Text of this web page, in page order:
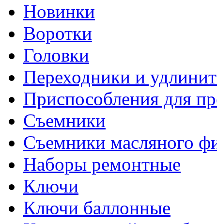
Новинки
Воротки
Головки
Переходники и
Приспособления для
Съемники
Съемники масляного
Наборы ремонтные
Ключи
Ключи баллонные